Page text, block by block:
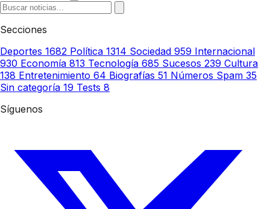
Secciones
Deportes 1682 Política 1314 Sociedad 959 Internacional
930 Economía 813 Tecnología 685 Sucesos 239 Cultura
138 Entretenimiento 64 Biografías 51 Números Spam 35
Sin categoría 19 Tests 8
Síguenos